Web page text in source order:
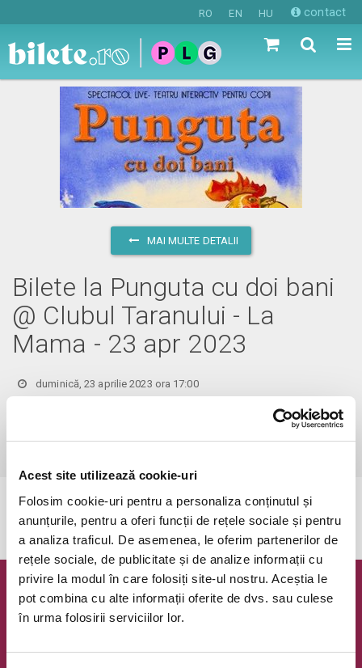
Acest site utilizează cookie-uri
Folosim cookie-uri pentru a personaliza conținutul și
anunțurile, pentru a oferi funcții de rețele sociale și pentru
a analiza traficul. De asemenea, le oferim partenerilor de
rețele sociale, de publicitate și de analize informații cu
privire la modul în care folosiți site-ul nostru. Aceștia le
pot combina cu alte informații oferite de dvs. sau culese
în urma folosirii serviciilor lor.
RO EN HU contact
MAI MULTE DETALII
Bilete la Punguta cu doi bani
@ Clubul Taranului - La
Mama - 23 apr 2023
duminică, 23 aprilie 2023 ora 17:00
Evenimentul a expirat.
Newsletter @ Bilete.ro